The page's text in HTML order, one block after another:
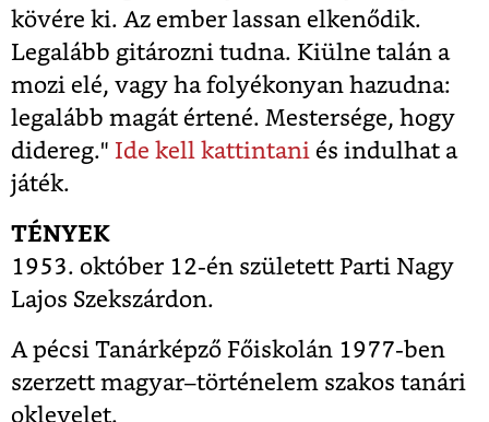
kövére ki. Az ember lassan elkenődik.
Legalább gitározni tudna. Kiülne talán a
mozi elé, vagy ha folyékonyan hazudna:
legalább magát értené. Mestersége, hogy
didereg." Ide kell kattintani és indulhat a
játék.
TÉNYEK
1953. október 12-én született Parti Nagy
Lajos Szekszárdon.
A pécsi Tanárképző Főiskolán 1977-ben
szerzett magyar–történelem szakos tanári
oklevelet.